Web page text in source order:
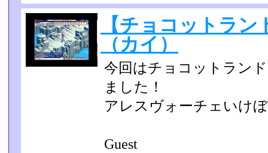
【チョコットラ
（カイ）
今回はチョコットラン
ました！
アレスヴォーチェいけ
Guest